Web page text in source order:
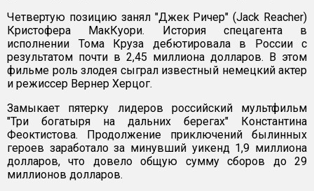
Четвертую позицию занял "Джек Ричер" (Jack Reacher)
Кристофера МакКуори. История спецагента в
исполнении Тома Круза дебютировала в России с
результатом почти в 2,45 миллиона долларов. В этом
фильме роль злодея сыграл известный немецкий актер
и режиссер Вернер Херцог.
Замыкает пятерку лидеров российский мультфильм
"Три богатыря на дальних берегах" Константина
Феоктистова. Продолжение приключений былинных
героев заработало за минувший уикенд 1,9 миллиона
долларов, что довело общую сумму сборов до 29
миллионов долларов.